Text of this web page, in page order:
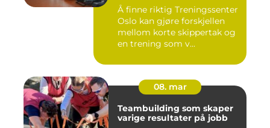
Å finne riktig Treningssenter
Oslo kan gjøre forskjellen
mellom korte skippertak og
en trening som v...
08. mar
Teambuilding som skaper
varige resultater på jobb